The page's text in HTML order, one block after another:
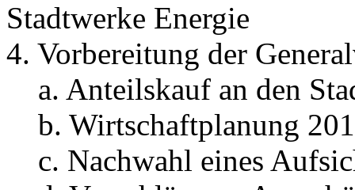
Stadtwerke Energie
4. Vorbereitung der
a. Anteilskauf an den
b. Wirtschaftplanung
c. Nachwahl eines